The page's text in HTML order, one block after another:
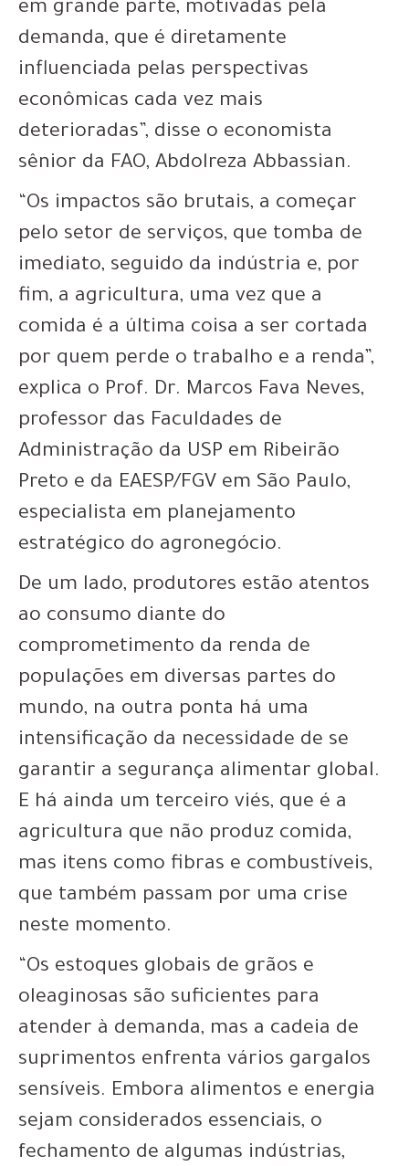
em grande parte, motivadas pela
demanda, que é diretamente
influenciada pelas perspectivas
econômicas cada vez mais
deterioradas”, disse o economista
sênior da FAO, Abdolreza Abbassian.
“Os impactos são brutais, a começar
pelo setor de serviços, que tomba de
imediato, seguido da indústria e, por
fim, a agricultura, uma vez que a
comida é a última coisa a ser cortada
por quem perde o trabalho e a renda”,
explica o Prof. Dr. Marcos Fava Neves,
professor das Faculdades de
Administração da USP em Ribeirão
Preto e da EAESP/FGV em São Paulo,
especialista em planejamento
estratégico do agronegócio.
De um lado, produtores estão atentos
ao consumo diante do
comprometimento da renda de
populações em diversas partes do
mundo, na outra ponta há uma
intensificação da necessidade de se
garantir a segurança alimentar global.
E há ainda um terceiro viés, que é a
agricultura que não produz comida,
mas itens como fibras e combustíveis,
que também passam por uma crise
neste momento.
“Os estoques globais de grãos e
oleaginosas são suficientes para
atender à demanda, mas a cadeia de
suprimentos enfrenta vários gargalos
sensíveis. Embora alimentos e energia
sejam considerados essenciais, o
fechamento de algumas indústrias,